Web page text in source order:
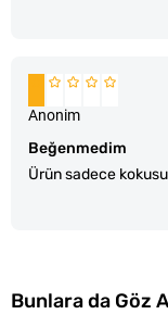
Beğenmedim
Ürün sadece
Anonim
Bunlara da Göz